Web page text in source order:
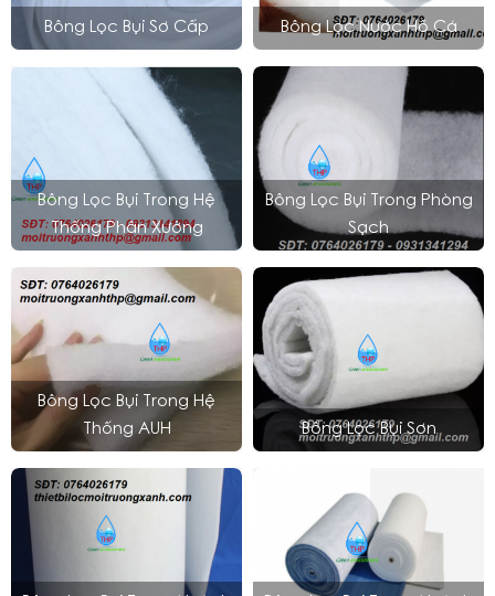
Bông Lọc Bụi Sơ Cấp Bông Lọc Nước Hồ Cá
Bông Lọc Bụi Trong Hệ
Thống Phân Xưởng
Bông Lọc Bụi Trong Phòng
Sạch
Bông Lọc Bụi Trong Hệ
Thống AUH
Bông Lọc Bụi Sơn